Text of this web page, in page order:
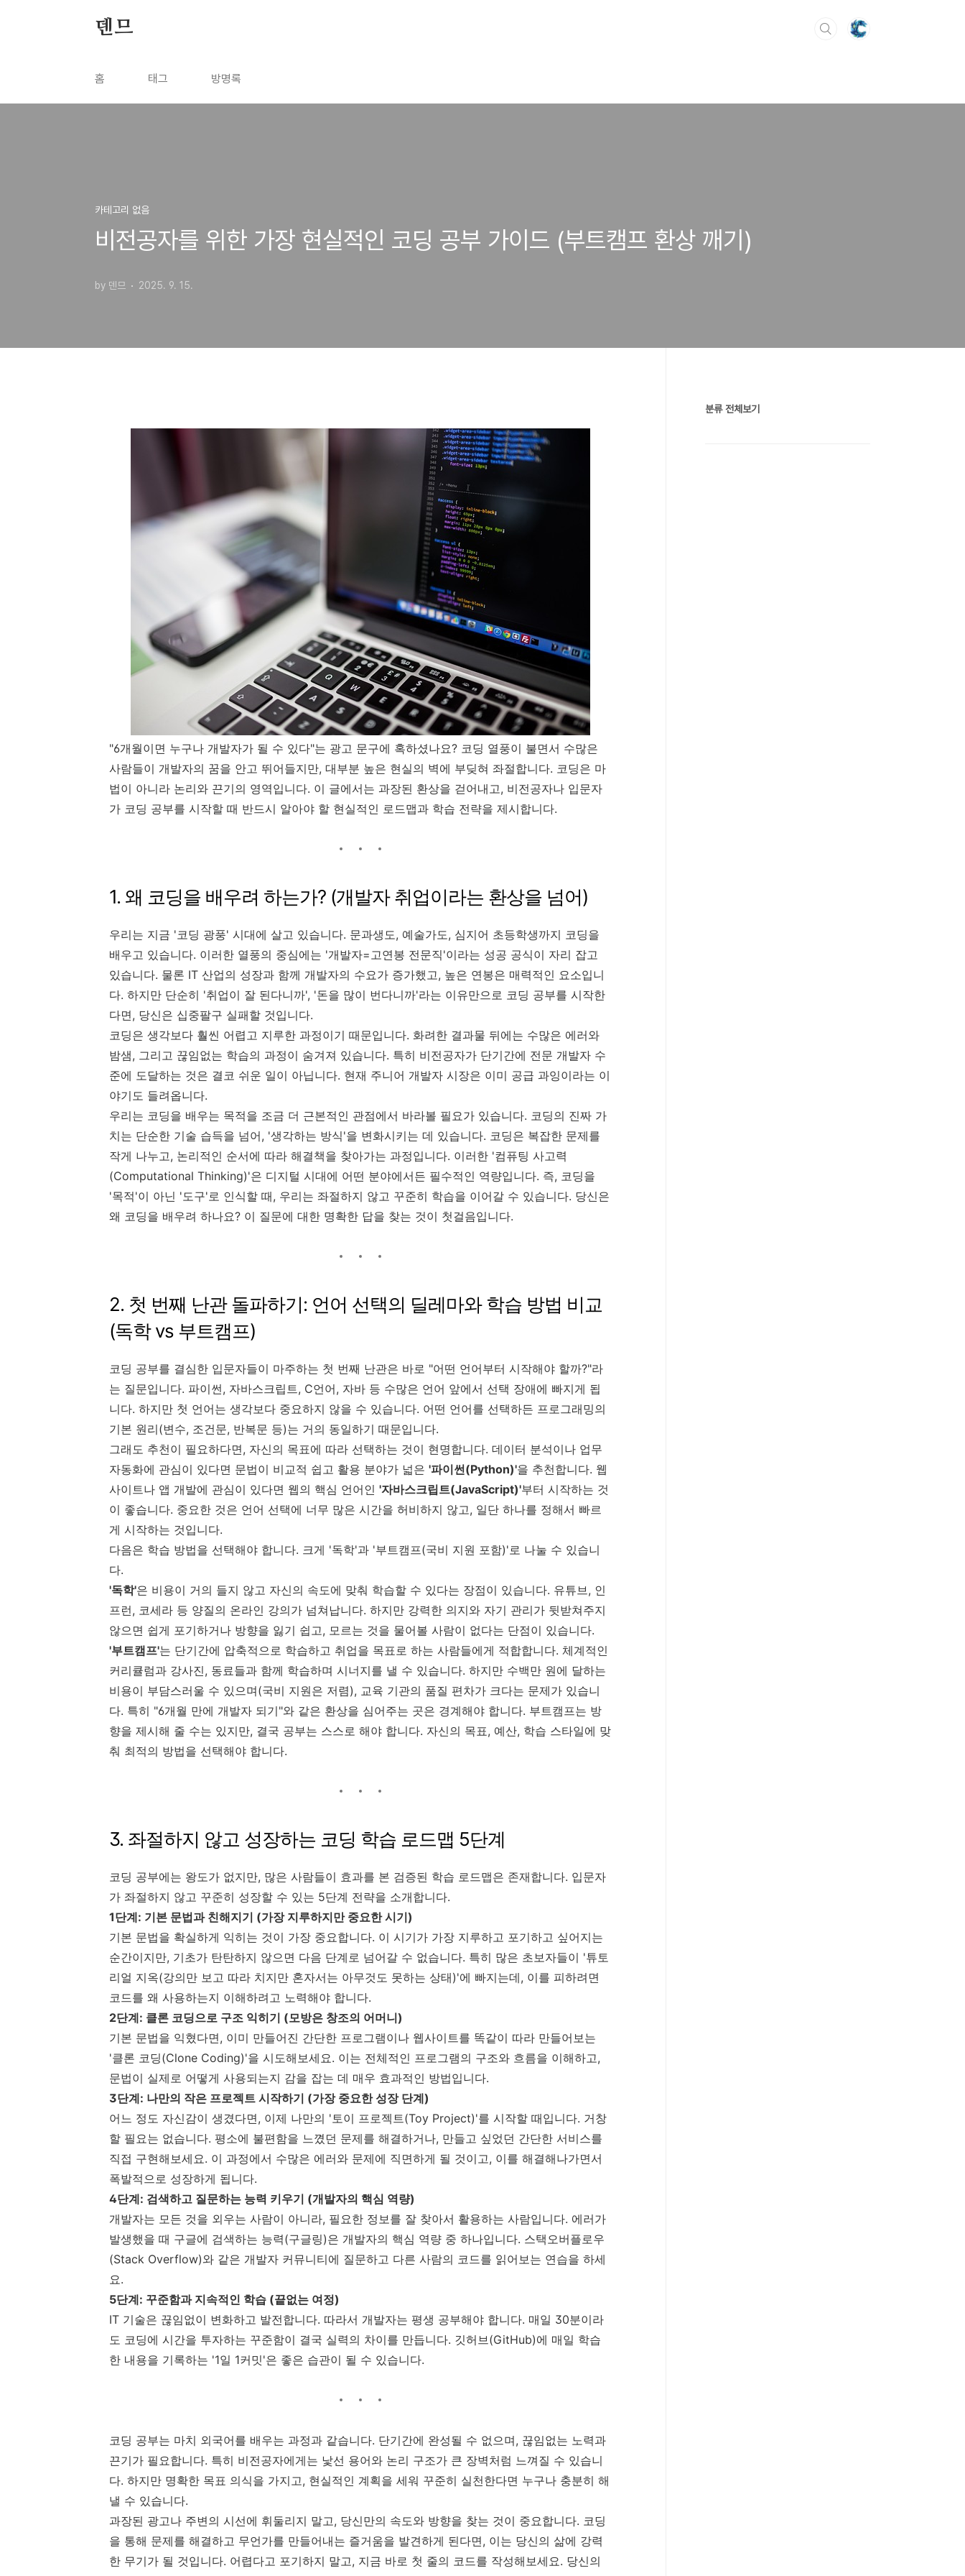
덴므
홈 태그 방명록
카테고리 없음
비전공자를 위한 가장 현실적인 코딩 공부 가이드 (부트캠프 환상 깨기)
by 덴므 2025. 9. 15.
"6개월이면 누구나 개발자가 될 수 있다"는 광고 문구에 혹하셨나요? 코딩 열풍이 불면서 수많은
사람들이 개발자의 꿈을 안고 뛰어들지만, 대부분 높은 현실의 벽에 부딪혀 좌절합니다. 코딩은 마
법이 아니라 논리와 끈기의 영역입니다. 이 글에서는 과장된 환상을 걷어내고, 비전공자나 입문자
가 코딩 공부를 시작할 때 반드시 알아야 할 현실적인 로드맵과 학습 전략을 제시합니다.
1. 왜 코딩을 배우려 하는가? (개발자 취업이라는 환상을 넘어)
우리는 지금 '코딩 광풍' 시대에 살고 있습니다. 문과생도, 예술가도, 심지어 초등학생까지 코딩을
배우고 있습니다. 이러한 열풍의 중심에는 '개발자=고연봉 전문직'이라는 성공 공식이 자리 잡고
있습니다. 물론 IT 산업의 성장과 함께 개발자의 수요가 증가했고, 높은 연봉은 매력적인 요소입니
다. 하지만 단순히 '취업이 잘 된다니까', '돈을 많이 번다니까'라는 이유만으로 코딩 공부를 시작한
다면, 당신은 십중팔구 실패할 것입니다.
코딩은 생각보다 훨씬 어렵고 지루한 과정이기 때문입니다. 화려한 결과물 뒤에는 수많은 에러와
밤샘, 그리고 끊임없는 학습의 과정이 숨겨져 있습니다. 특히 비전공자가 단기간에 전문 개발자 수
준에 도달하는 것은 결코 쉬운 일이 아닙니다. 현재 주니어 개발자 시장은 이미 공급 과잉이라는 이
야기도 들려옵니다.
우리는 코딩을 배우는 목적을 조금 더 근본적인 관점에서 바라볼 필요가 있습니다. 코딩의 진짜 가
치는 단순한 기술 습득을 넘어, '생각하는 방식'을 변화시키는 데 있습니다. 코딩은 복잡한 문제를
작게 나누고, 논리적인 순서에 따라 해결책을 찾아가는 과정입니다. 이러한 '컴퓨팅 사고력
(Computational Thinking)'은 디지털 시대에 어떤 분야에서든 필수적인 역량입니다. 즉, 코딩을
'목적'이 아닌 '도구'로 인식할 때, 우리는 좌절하지 않고 꾸준히 학습을 이어갈 수 있습니다. 당신은
왜 코딩을 배우려 하나요? 이 질문에 대한 명확한 답을 찾는 것이 첫걸음입니다.
2. 첫 번째 난관 돌파하기: 언어 선택의 딜레마와 학습 방법 비교
(독학 vs 부트캠프)
코딩 공부를 결심한 입문자들이 마주하는 첫 번째 난관은 바로 "어떤 언어부터 시작해야 할까?"라
는 질문입니다. 파이썬, 자바스크립트, C언어, 자바 등 수많은 언어 앞에서 선택 장애에 빠지게 됩
니다. 하지만 첫 언어는 생각보다 중요하지 않을 수 있습니다. 어떤 언어를 선택하든 프로그래밍의
기본 원리(변수, 조건문, 반복문 등)는 거의 동일하기 때문입니다.
그래도 추천이 필요하다면, 자신의 목표에 따라 선택하는 것이 현명합니다. 데이터 분석이나 업무
자동화에 관심이 있다면 문법이 비교적 쉽고 활용 분야가 넓은 '파이썬(Python)'을 추천합니다. 웹
사이트나 앱 개발에 관심이 있다면 웹의 핵심 언어인 '자바스크립트(JavaScript)'부터 시작하는 것
이 좋습니다. 중요한 것은 언어 선택에 너무 많은 시간을 허비하지 않고, 일단 하나를 정해서 빠르
게 시작하는 것입니다.
다음은 학습 방법을 선택해야 합니다. 크게 '독학'과 '부트캠프(국비 지원 포함)'로 나눌 수 있습니
다.
'독학'은 비용이 거의 들지 않고 자신의 속도에 맞춰 학습할 수 있다는 장점이 있습니다. 유튜브, 인
프런, 코세라 등 양질의 온라인 강의가 넘쳐납니다. 하지만 강력한 의지와 자기 관리가 뒷받쳐주지
않으면 쉽게 포기하거나 방향을 잃기 쉽고, 모르는 것을 물어볼 사람이 없다는 단점이 있습니다.
'부트캠프'는 단기간에 압축적으로 학습하고 취업을 목표로 하는 사람들에게 적합합니다. 체계적인
커리큘럼과 강사진, 동료들과 함께 학습하며 시너지를 낼 수 있습니다. 하지만 수백만 원에 달하는
비용이 부담스러울 수 있으며(국비 지원은 저렴), 교육 기관의 품질 편차가 크다는 문제가 있습니
다. 특히 "6개월 만에 개발자 되기"와 같은 환상을 심어주는 곳은 경계해야 합니다. 부트캠프는 방
향을 제시해 줄 수는 있지만, 결국 공부는 스스로 해야 합니다. 자신의 목표, 예산, 학습 스타일에 맞
춰 최적의 방법을 선택해야 합니다.
3. 좌절하지 않고 성장하는 코딩 학습 로드맵 5단계
코딩 공부에는 왕도가 없지만, 많은 사람들이 효과를 본 검증된 학습 로드맵은 존재합니다. 입문자
가 좌절하지 않고 꾸준히 성장할 수 있는 5단계 전략을 소개합니다.
1단계: 기본 문법과 친해지기 (가장 지루하지만 중요한 시기)
기본 문법을 확실하게 익히는 것이 가장 중요합니다. 이 시기가 가장 지루하고 포기하고 싶어지는
순간이지만, 기초가 탄탄하지 않으면 다음 단계로 넘어갈 수 없습니다. 특히 많은 초보자들이 '튜토
리얼 지옥(강의만 보고 따라 치지만 혼자서는 아무것도 못하는 상태)'에 빠지는데, 이를 피하려면
코드를 왜 사용하는지 이해하려고 노력해야 합니다.
2단계: 클론 코딩으로 구조 익히기 (모방은 창조의 어머니)
기본 문법을 익혔다면, 이미 만들어진 간단한 프로그램이나 웹사이트를 똑같이 따라 만들어보는
'클론 코딩(Clone Coding)'을 시도해보세요. 이는 전체적인 프로그램의 구조와 흐름을 이해하고,
문법이 실제로 어떻게 사용되는지 감을 잡는 데 매우 효과적인 방법입니다.
3단계: 나만의 작은 프로젝트 시작하기 (가장 중요한 성장 단계)
어느 정도 자신감이 생겼다면, 이제 나만의 '토이 프로젝트(Toy Project)'를 시작할 때입니다. 거창
할 필요는 없습니다. 평소에 불편함을 느꼈던 문제를 해결하거나, 만들고 싶었던 간단한 서비스를
직접 구현해보세요. 이 과정에서 수많은 에러와 문제에 직면하게 될 것이고, 이를 해결해나가면서
폭발적으로 성장하게 됩니다.
4단계: 검색하고 질문하는 능력 키우기 (개발자의 핵심 역량)
개발자는 모든 것을 외우는 사람이 아니라, 필요한 정보를 잘 찾아서 활용하는 사람입니다. 에러가
발생했을 때 구글에 검색하는 능력(구글링)은 개발자의 핵심 역량 중 하나입니다. 스택오버플로우
(Stack Overflow)와 같은 개발자 커뮤니티에 질문하고 다른 사람의 코드를 읽어보는 연습을 하세
요.
5단계: 꾸준함과 지속적인 학습 (끝없는 여정)
IT 기술은 끊임없이 변화하고 발전합니다. 따라서 개발자는 평생 공부해야 합니다. 매일 30분이라
도 코딩에 시간을 투자하는 꾸준함이 결국 실력의 차이를 만듭니다. 깃허브(GitHub)에 매일 학습
한 내용을 기록하는 '1일 1커밋'은 좋은 습관이 될 수 있습니다.
코딩 공부는 마치 외국어를 배우는 과정과 같습니다. 단기간에 완성될 수 없으며, 끊임없는 노력과
끈기가 필요합니다. 특히 비전공자에게는 낯선 용어와 논리 구조가 큰 장벽처럼 느껴질 수 있습니
다. 하지만 명확한 목표 의식을 가지고, 현실적인 계획을 세워 꾸준히 실천한다면 누구나 충분히 해
낼 수 있습니다.
과장된 광고나 주변의 시선에 휘둘리지 말고, 당신만의 속도와 방향을 찾는 것이 중요합니다. 코딩
을 통해 문제를 해결하고 무언가를 만들어내는 즐거움을 발견하게 된다면, 이는 당신의 삶에 강력
한 무기가 될 것입니다. 어렵다고 포기하지 말고, 지금 바로 첫 줄의 코드를 작성해보세요. 당신의
분류 전체보기